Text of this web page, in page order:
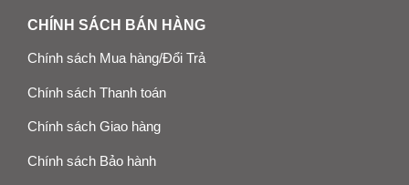
CHÍNH SÁCH BÁN HÀNG
Chính sách Mua hàng/Đổi Trả
Chính sách Thanh toán
Chính sách Giao hàng
Chính sách Bảo hành